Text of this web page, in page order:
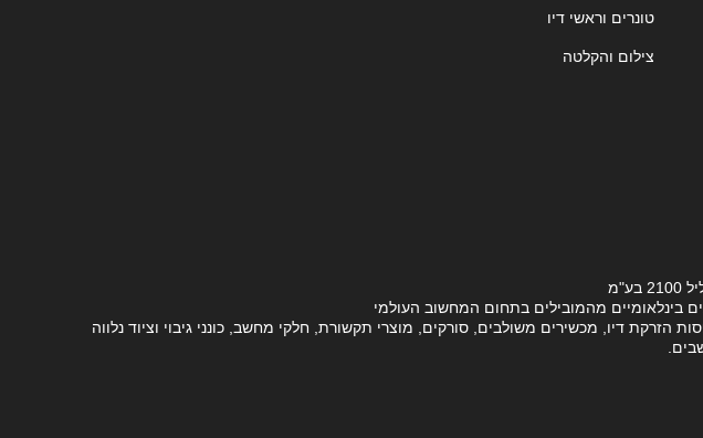
טונרים וראשי דיו
צילום והקלטה
בינלאומיים מהמובילים בתחום המחשוב העולמי
דיו, מכשירים משולבים, סורקים, מוצרי תקשורת, חלקי מחשב, כונני גיבוי וציוד נלווה